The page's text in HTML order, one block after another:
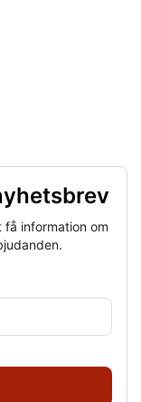
information om